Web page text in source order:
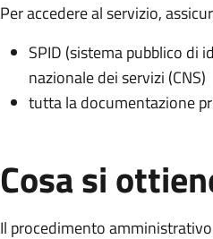
Per accedere al servizio,
SPID (sistema pubblico di
nazionale dei servizi (CNS)
tutta la documentazione
Cosa si
Il procedimento